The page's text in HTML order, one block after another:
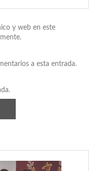
y web en este
a esta entrada.